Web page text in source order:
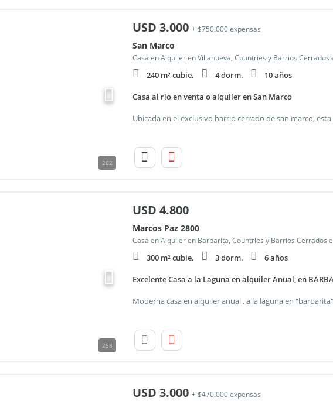
262
USD 3.000 + $750.000 expensas
San Marco
Casa en Alquiler en Villanueva, Countries y Barrios Cerrados
240 m² cubie. 4 dorm. 10 años
Casa al río en venta o alquiler en San Marco
258
USD 4.800
Marcos Paz 2800
Casa en Alquiler en Barbarita, Countries y Barrios Cerrados
300 m² cubie. 3 dorm. 6 años
Excelente Casa a la Laguna en alquiler Anual, en
USD 3.000 + $470.000 expensas